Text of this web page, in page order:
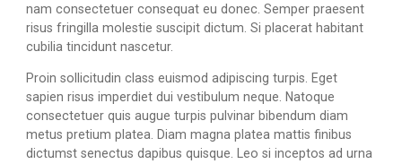
nam consectetuer consequat eu donec. Semper praesent
risus fringilla molestie suscipit dictum. Si placerat habitant
cubilia tincidunt nascetur.
Proin sollicitudin class euismod adipiscing turpis. Eget
sapien risus imperdiet dui vestibulum neque. Natoque
consectetuer quis augue turpis pulvinar bibendum diam
metus pretium platea. Diam magna platea mattis finibus
dictumst senectus dapibus quisque. Leo si inceptos ad urna